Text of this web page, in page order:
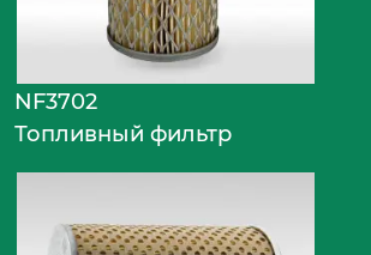
NF3702
Топливный фильтр